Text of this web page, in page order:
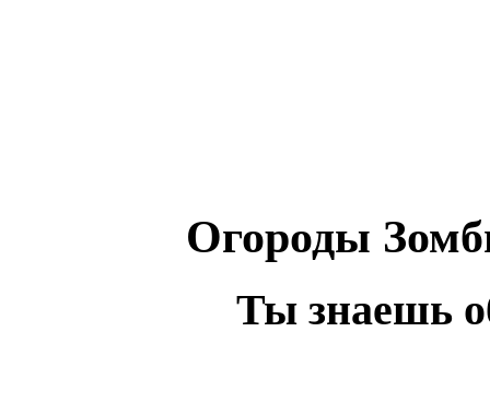
Огороды
Ты знаешь